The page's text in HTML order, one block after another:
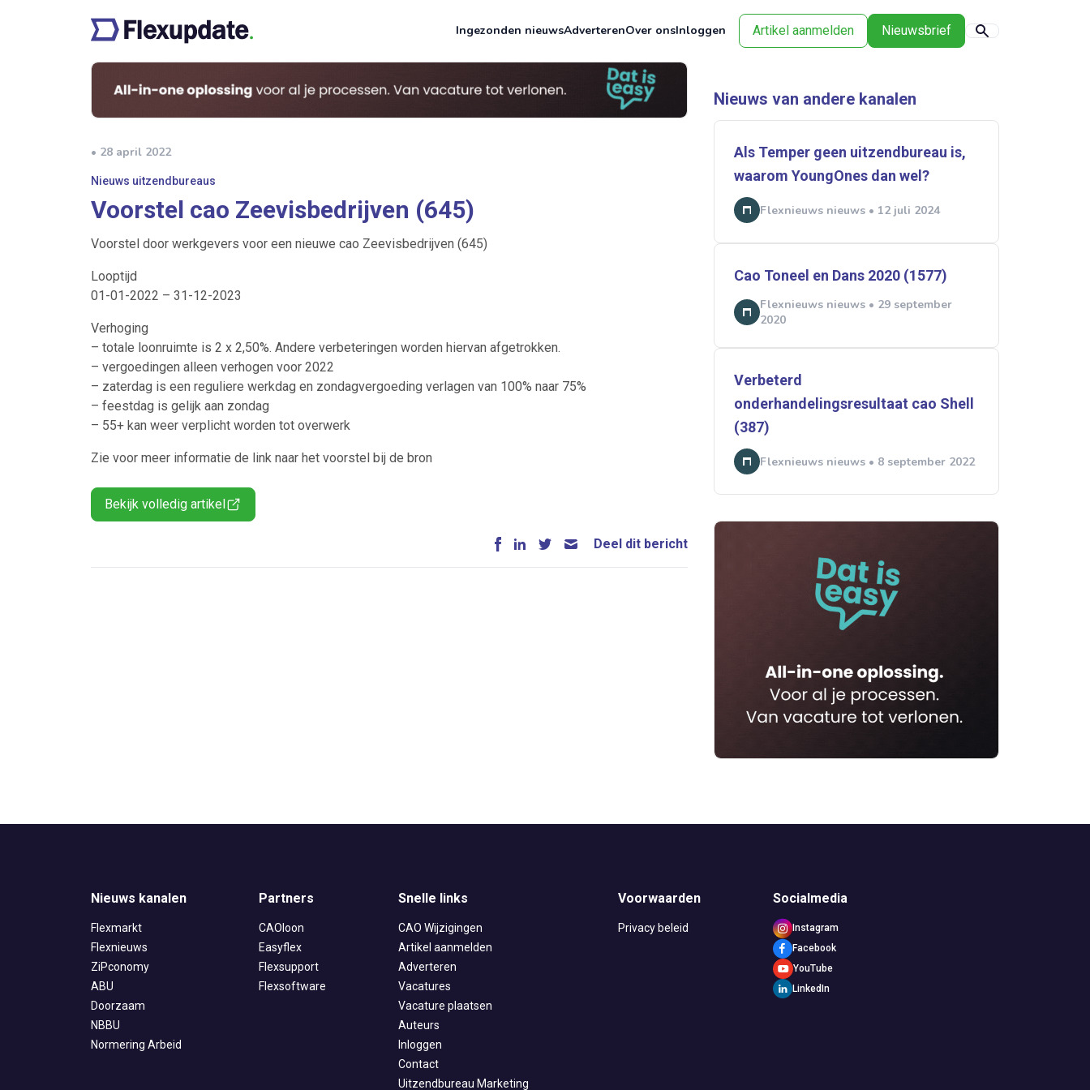
Ingezonden nieuwsAdverterenOver onsInloggen Artikel aanmelden Nieuwsbrief
• 28 april 2022
Nieuws uitzendbureaus
Voorstel cao Zeevisbedrijven (645)
Voorstel door werkgevers voor een nieuwe cao Zeevisbedrijven (645)
Looptijd
01-01-2022 – 31-12-2023
Verhoging
– totale loonruimte is 2 x 2,50%. Andere verbeteringen worden hiervan afgetrokken.
– vergoedingen alleen verhogen voor 2022
– zaterdag is een reguliere werkdag en zondagvergoeding verlagen van 100% naar 75%
– feestdag is gelijk aan zondag
– 55+ kan weer verplicht worden tot overwerk
Zie voor meer informatie de link naar het voorstel bij de bron
Bekijk volledig artikel
Deel dit bericht
Nieuws van andere kanalen
Als Temper geen uitzendbureau is,
waarom YoungOnes dan wel?
Flexnieuws nieuws • 12 juli 2024
Cao Toneel en Dans 2020 (1577)
Flexnieuws nieuws • 29 september
2020
Verbeterd
onderhandelingsresultaat cao Shell
(387)
Flexnieuws nieuws • 8 september 2022
Nieuws kanalen
Flexmarkt
Flexnieuws
ZiPconomy
ABU
Doorzaam
NBBU
Normering Arbeid
Partners
CAOloon
Easyflex
Flexsupport
Flexsoftware
Snelle links
CAO Wijzigingen
Artikel aanmelden
Adverteren
Vacatures
Vacature plaatsen
Auteurs
Inloggen
Contact
Uitzendbureau Marketing
Voorwaarden
Privacy beleid
Socialmedia
Instagram
Facebook
YouTube
LinkedIn